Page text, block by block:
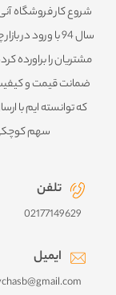
سال 94 با
مشتریان را براورده
ضمانت قیمت و
که توانسته ایم با
سهم کوچکی
تلفن
02177149629
ایمیل